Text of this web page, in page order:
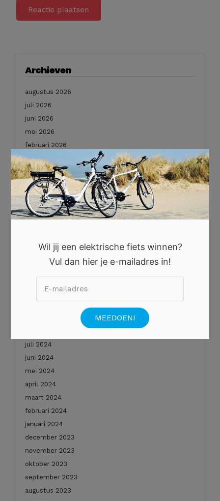
Archieven
augustus 2026
juli 2026
juni 2026
mei 2026
februari 2026
januari 2026
december 2025
november 2025
oktober 2025
augustus 2025
mei 2025
januari 2025
december 2024
november 2024
juli 2024
juni 2024
mei 2024
april 2024
maart 2024
februari 2024
januari 2024
december 2023
november 2023
oktober 2023
september 2023
augustus 2023
Wil jij een elektrische fiets winnen?
Vul dan hier je e-mailadres in!
×